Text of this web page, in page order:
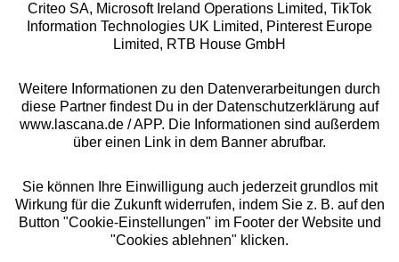
Alle Preise inkl. MwSt., zzgl.
Versandkosten
** Bonität vorausgesetzt, berechtigt zur Bonitätsprüfung
Criteo SA, Microsoft Ireland Operations Limited, TikTok
Information Technologies UK Limited, Pinterest Europe
Limited, RTB House GmbH
Weitere Informationen zu den Datenverarbeitungen durch
diese Partner findest Du in der Datenschutzerklärung auf
www.lascana.de / APP. Die Informationen sind außerdem
über einen Link in dem Banner abrufbar.
Sie können Ihre Einwilligung auch jederzeit grundlos mit
Wirkung für die Zukunft widerrufen, indem Sie z. B. auf den
Button "Cookie-Einstellungen" im Footer der Website und
"Cookies ablehnen" klicken.